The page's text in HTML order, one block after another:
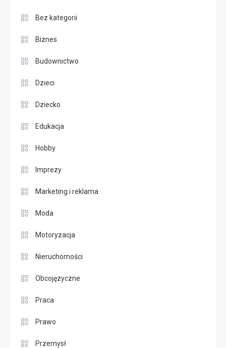
Bez kategorii
Biznes
Budownictwo
Dzieci
Dziecko
Edukacja
Hobby
Imprezy
Marketing i reklama
Moda
Motoryzacja
Nieruchomości
Obcojęzyczne
Praca
Prawo
Przemysł